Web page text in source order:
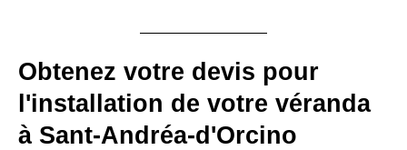
Obtenez votre devis pour
l'installation de votre véranda
à Sant-Andréa-d'Orcino